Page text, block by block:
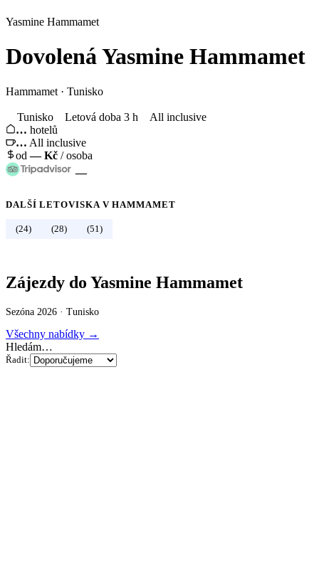
Yasmine Hammamet
DovolenáYasmine Hammamet
Hammamet · Tunisko
Tunisko Letová doba 3 h
All inclusive
… hotelů
… All inclusive
od—Kč / osoba
—
DALŠÍ LETOVISKA VHAMMAMET
(24) (28) (51)
Zájezdy do Yasmine Hammamet
Sezóna 2026 · Tunisko
Všechny nabídky →
Hledám…
Řadit: